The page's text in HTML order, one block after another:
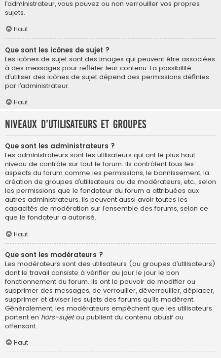
l’administrateur, vous pouvez ou non verrouiller vos propres
sujets.
Haut
Que sont les icônes de sujet ?
Les icônes de sujet sont des images qui peuvent être associées
à des messages pour refléter leur contenu. La possibilité
d’utiliser des icônes de sujet dépend des permissions définies
par l’administrateur.
Haut
Niveaux d’utilisateurs et groupes
Que sont les administrateurs ?
Les administrateurs sont les utilisateurs qui ont le plus haut
niveau de contrôle sur tout le forum. Ils contrôlent tous les
aspects du forum comme les permissions, le bannissement, la
création de groupes d’utilisateurs ou de modérateurs, etc., selon
les permissions que le fondateur du forum a attribuées aux
autres administrateurs. Ils peuvent aussi avoir toutes les
capacités de modération sur l’ensemble des forums, selon ce
que le fondateur a autorisé.
Haut
Que sont les modérateurs ?
Les modérateurs sont des utilisateurs (ou groupes d’utilisateurs)
dont le travail consiste à vérifier au jour le jour le bon
fonctionnement du forum. Ils ont le pouvoir de modifier ou
supprimer des messages, de verrouiller, déverrouiller, déplacer,
supprimer et diviser les sujets des forums qu’ils modèrent.
Généralement, les modérateurs empêchent que les utilisateurs
partent en hors-sujetou publient du contenu abusif ou
offensant.
Haut